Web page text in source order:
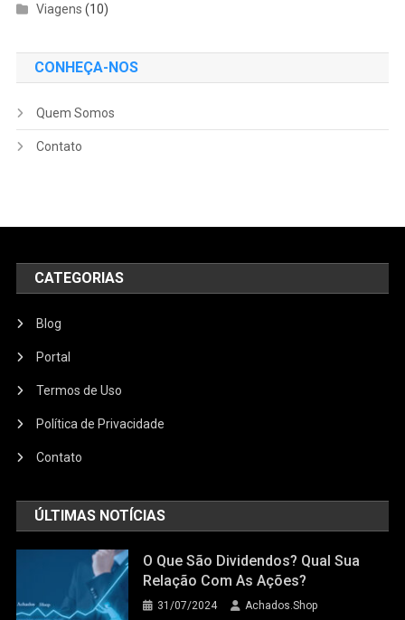
Viagens (10)
CONHEÇA-NOS
Quem Somos
Contato
CATEGORIAS
Blog
Portal
Termos de Uso
Política de Privacidade
Contato
ÚLTIMAS NOTÍCIAS
O Que São Dividendos? Qual Sua
Relação Com As Ações?
31/07/2024 Achados.Shop